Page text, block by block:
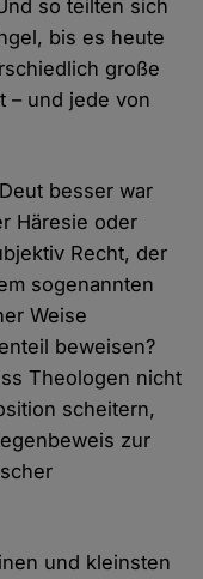
so teilten sich
bis es heute
große
– und jede von
besser war
Häresie oder
Recht, der
sogenannten
Weise
beweisen?
Theologen nicht
scheitern,
zur
und kleinsten